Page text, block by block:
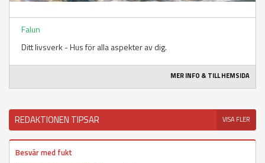
Falun
Ditt livsverk - Hus för alla aspekter av dig.
MER INFO & TILL HEMSIDA
REDAKTIONEN TIPSAR VISA FLER
Besvär med fukt